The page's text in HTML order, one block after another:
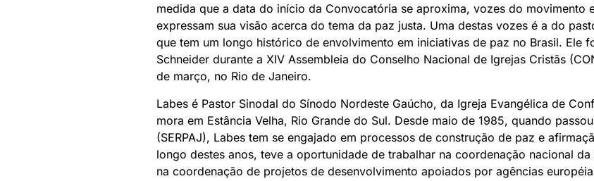
medida que a data do início da Convocatória se aproxima, vozes do movimento
expressam sua visão acerca do tema da paz justa. Uma destas vozes é a do
que tem um longo histórico de envolvimento em iniciativas de paz no Brasil. Ele
Schneider durante a XIV Assembleia do Conselho Nacional de Igrejas Cristãs
de março, no Rio de Janeiro.
Labes é Pastor Sinodal do Sínodo Nordeste Gaúcho, da Igreja Evangélica de
mora em Estância Velha, Rio Grande do Sul. Desde maio de 1985, quando
(SERPAJ), Labes tem se engajado em processos de construção de paz e
longo destes anos, teve a oportunidade de trabalhar na coordenação nacional
na coordenação de projetos de desenvolvimento apoiados por agências